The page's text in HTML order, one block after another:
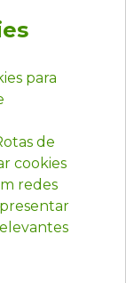
para
de
cookies
redes